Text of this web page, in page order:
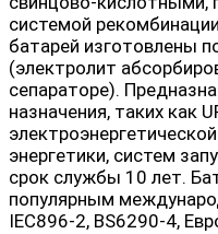
системой
батарей изготовлены
(электролит
сепараторе).
назначения, таких как
энергетики, систем
срок службы 10 лет.
популярным
IEC896-2, BS6290-4,